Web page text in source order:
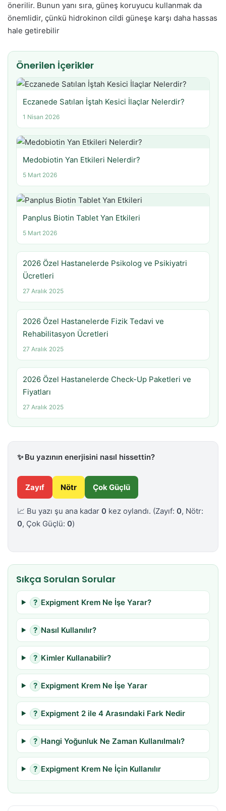
önerilir. Bunun yanı sıra, güneş koruyucu kullanmak da
önemlidir, çünkü hidrokinon cildi güneşe karşı daha hassas
hale getirebilir
Önerilen İçerikler
Eczanede Satılan İştah Kesici İlaçlar Nelerdir?
1 Nisan 2026
Medobiotin Yan Etkileri Nelerdir?
5 Mart 2026
Panplus Biotin Tablet Yan Etkileri
5 Mart 2026
2026 Özel Hastanelerde Psikolog ve Psikiyatri
Ücretleri
27 Aralık 2025
2026 Özel Hastanelerde Fizik Tedavi ve
Rehabilitasyon Ücretleri
27 Aralık 2025
2026 Özel Hastanelerde Check-Up Paketleri ve
Fiyatları
27 Aralık 2025
✨Bu yazının enerjisini nasıl hissettin?
Zayıf Nötr Çok Güçlü
📈 Bu yazı şu ana kadar 0 kez oylandı. (Zayıf: 0, Nötr:
0, Çok Güçlü: 0)
Sıkça Sorulan Sorular
? Expigment Krem Ne İşe Yarar?
? Nasıl Kullanılır?
? Kimler Kullanabilir?
? Expigment Krem Ne İşe Yarar
? Expigment 2 ile 4 Arasındaki Fark Nedir
? Hangi Yoğunluk Ne Zaman Kullanılmalı?
? Expigment Krem Ne İçin Kullanılır